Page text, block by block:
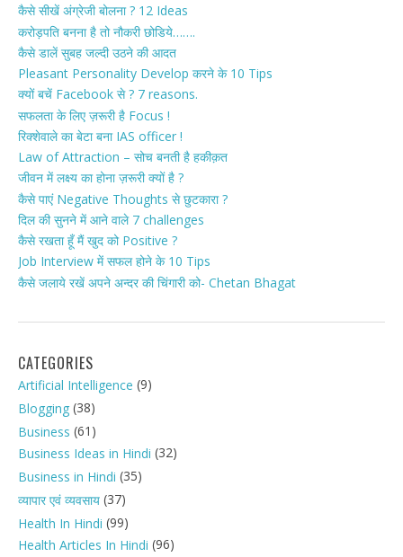
कैसे सीखें अंग्रेजी बोलना ? 12 Ideas
करोड़पति बनना है तो नौकरी छोडिये…….
कैसे डालें सुबह जल्दी उठने की आदत
Pleasant Personality Develop करने के 10 Tips
क्यों बचें Facebook से ? 7 reasons.
सफलता के लिए ज़रूरी है Focus !
रिक्शेवाले का बेटा बना IAS officer !
Law of Attraction – सोच बनती है हकीक़त
जीवन में लक्ष्य का होना ज़रूरी क्यों है ?
कैसे पाएं Negative Thoughts से छुटकारा ?
दिल की सुनने में आने वाले 7 challenges
कैसे रखता हूँ मैं खुद को Positive ?
Job Interview में सफल होने के 10 Tips
कैसे जलाये रखें अपने अन्दर की चिंगारी को- Chetan Bhagat
CATEGORIES
Artificial Intelligence (9)
Blogging (38)
Business (61)
Business Ideas in Hindi (32)
Business in Hindi (35)
व्यापार एवं व्यवसाय (37)
Health In Hindi (99)
Health Articles In Hindi (96)